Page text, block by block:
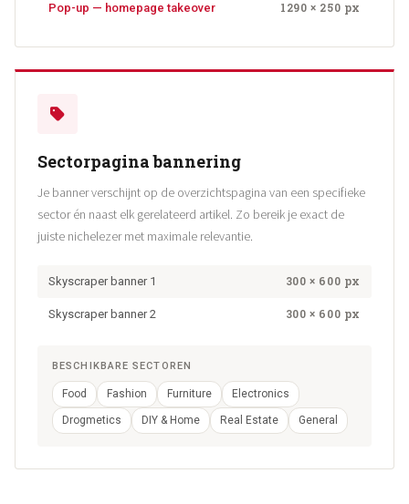
Pop-up — homepage takeover 1290 × 250 px
Sectorpagina bannering
Je banner verschijnt op de overzichtspagina van een specifieke
sector én naast elk gerelateerd artikel. Zo bereik je exact de
juiste nichelezer met maximale relevantie.
Skyscraper banner 1 300 × 600 px
Skyscraper banner 2 300 × 600 px
BESCHIKBARE SECTOREN
Food Fashion Furniture Electronics
Drogmetics DIY & Home Real Estate General